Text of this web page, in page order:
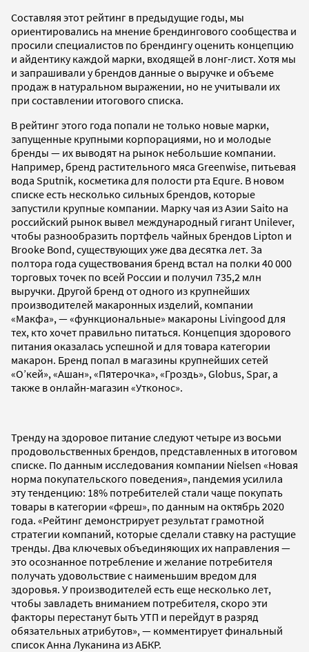
Составляя этот рейтинг в предыдущие годы, мы
ориентировались на мнение брендингового сообщества и
просили специалистов по брендингу оценить концепцию
и айдентику каждой марки, входящей в лонг-лист. Хотя мы
и запрашивали у брендов данные о выручке и объеме
продаж в натуральном выражении, но не учитывали их
при составлении итогового списка.
В рейтинг этого года попали не только новые марки,
запущенные крупными корпорациями, но и молодые
бренды — их выводят на рынок небольшие компании.
Например, бренд растительного мяса Greenwise, питьевая
вода Sputnik, косметика для полости рта Equre. В новом
списке есть несколько сильных брендов, которые
запустили крупные компании. Марку чая из Азии Saito на
российский рынок вывел международный гигант Unilever,
чтобы разнообразить портфель чайных брендов Lipton и
Brooke Bond, существующих уже два десятка лет. За
полтора года существования бренд встал на полки 40 000
торговых точек по всей России и получил 735,2 млн
выручки. Другой бренд от одного из крупнейших
производителей макаронных изделий, компании
«Макфа», — «функциональные» макароны Livingood для
тех, кто хочет правильно питаться. Концепция здорового
питания оказалась успешной и для товара категории
макарон. Бренд попал в магазины крупнейших сетей
«О’кей», «Ашан», «Пятерочка», «Гроздь», Globus, Spar, а
также в онлайн-магазин «Утконос».
Тренду на здоровое питание следуют четыре из восьми
продовольственных брендов, представленных в итоговом
списке. По данным исследования компании Nielsen «Новая
норма покупательского поведения», пандемия усилила
эту тенденцию: 18% потребителей стали чаще покупать
товары в категории «фреш», по данным на октябрь 2020
года. «Рейтинг демонстрирует результат грамотной
стратегии компаний, которые сделали ставку на растущие
тренды. Два ключевых объединяющих их направления —
это осознанное потребление и желание потребителя
получать удовольствие с наименьшим вредом для
здоровья. У производителей есть еще несколько лет,
чтобы завладеть вниманием потребителя, скоро эти
факторы перестанут быть УТП и перейдут в разряд
обязательных атрибутов», — комментирует финальный
список Анна Луканина из АБКР.